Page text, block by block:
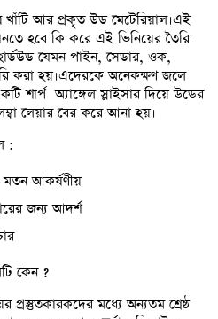
খাঁটি আর প্রকৃত উড মেটেরিয়াল।এই
হবে কি করে এই ভিনিয়ের তৈরি
যেমন পাইন, সেডার, ওক,
করা হয়।এদেরকে অনেকক্ষণ জলে
শার্প অ্যাঙ্গেল স্লাইসার দিয়ে উডের
লেয়ার বের করে আনা হয়।
:
আকর্ষণীয়
জন্য আদর্শ
কেন ?
প্রস্তুতকারকদের মধ্যে অন্যতম শ্রেষ্ঠ